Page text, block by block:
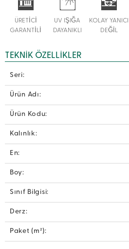
ÜRETİCİ
GARANTİLİ
UV IŞIĞA
DAYANIKLI
KOLAY YANICI
DEĞİL
TEKNIK ÖZELLIKLER
Seri:
Ürün Adı:
Ürün Kodu:
Kalınlık:
En:
Boy:
Sınıf Bilgisi:
Derz:
Paket (m²):